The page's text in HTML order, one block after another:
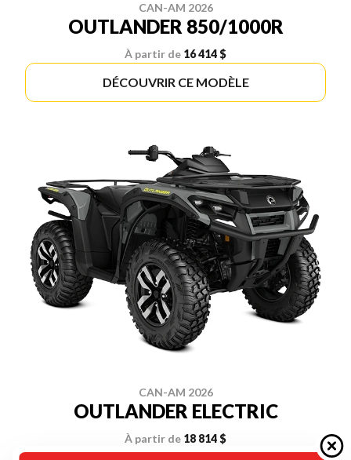
CAN-AM 2026
OUTLANDER 850/1000R
À partir de 16 414 $
DÉCOUVRIR CE MODÈLE
CAN-AM 2026
OUTLANDER ELECTRIC
À partir de 18 814 $